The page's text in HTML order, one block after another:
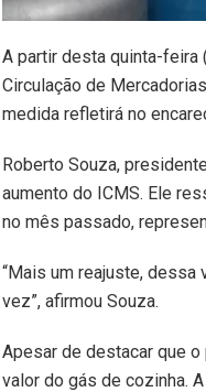
A partir desta quinta-feira
Circulação de
medida refletirá no
Roberto Souza,
aumento do ICMS. Ele
no mês passado,
“Mais um reajuste, dessa
vez”, afirmou Souza.
Apesar de destacar que
valor do gás de cozinha.